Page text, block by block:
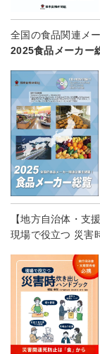
全国の食品関連メ
2025食品メーカー
【地方自治体・支
現場で役立つ 災害